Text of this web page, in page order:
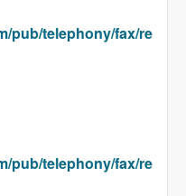
pub/telephony/fax/re
pub/telephony/fax/re